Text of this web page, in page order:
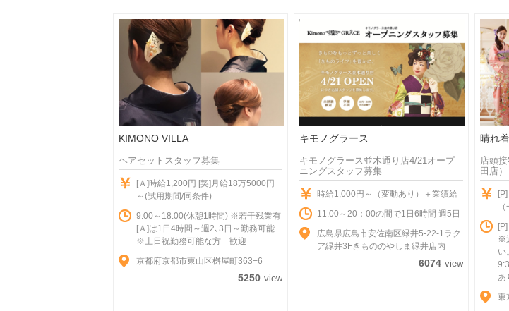
KIMONO VILLA
ヘアセットスタッフ募集
[Ａ]時給1,200円 [契]月給18万5000円
～(試用期間/同条件)
9:00～18:00(休憩1時間) ※若干残業有
[Ａ]は1日4時間～週2､3日～勤務可能
※土日祝勤務可能な方 歓迎
京都府京都市東山区桝屋町363−6
5250 view
キモノグラース
キモノグラース並木通り店4/21オープ
ニングスタッフ募集
時給1,000円～（変動あり）＋業績給
11:00～20；00の間で1日6時間 週5日
広島県広島市安佐南区緑井5-22-1ラク
ア緑井3Fきもののやしま緑井店内
6074 view
晴れ
店頭
田店）
※
い
あ
東